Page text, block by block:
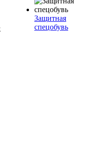
Защитная
спецобувь